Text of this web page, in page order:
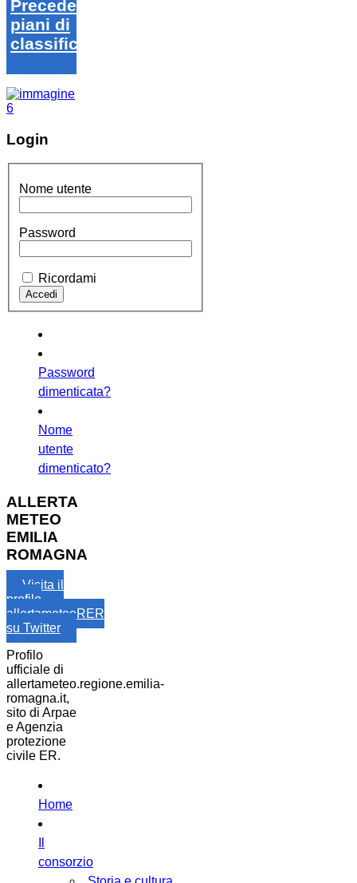
Precedenti
piani di
classifica
Login
Nome utente
Password
Ricordami
Password
dimenticata?
Nome
utente
dimenticato?
ALLERTA
METEO
EMILIA
ROMAGNA
Visita il
profilo
allertameteoRER
su Twitter
Profilo
ufficiale di
allertameteo.regione.emilia-
romagna.it,
sito di Arpae
e Agenzia
protezione
civile ER.
Home
consorzio